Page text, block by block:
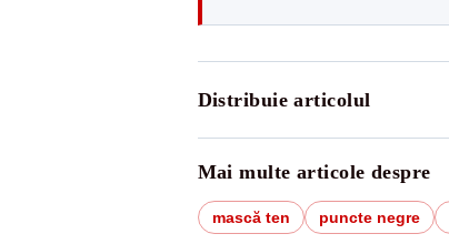
Distribuie articolul
Mai multe articole despre
mască ten puncte negre